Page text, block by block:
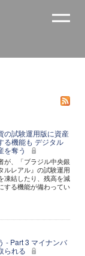
の試験運用版に資産
る機能も デジタル
を奪う
が、「ブラジル中央銀
ルレアル』の試験運用
凍結したり、残高を減
する機能が備わってい
- Part 3 マイナンバ
られる